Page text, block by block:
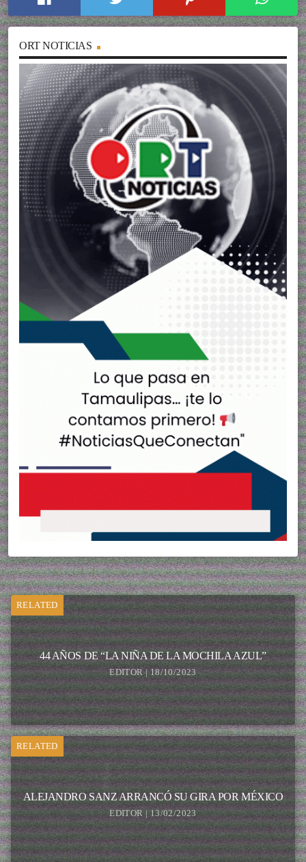
ORT NOTICIAS
RELATED
44 AÑOS DE “LA NIÑA DE LA MOCHILA AZUL”
EDITOR | 18/10/2023
RELATED
ALEJANDRO SANZ ARRANCÓ SU GIRA POR MÉXICO
EDITOR | 13/02/2023